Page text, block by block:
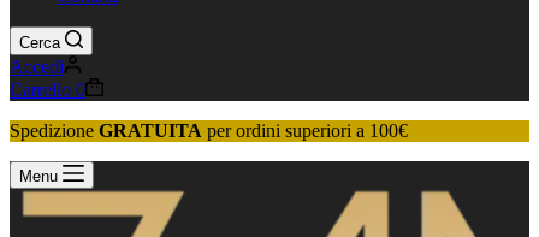
Cerca
Accedi
Carrello 0
Spedizione GRATUITA per ordini superiori a 100€
Menu